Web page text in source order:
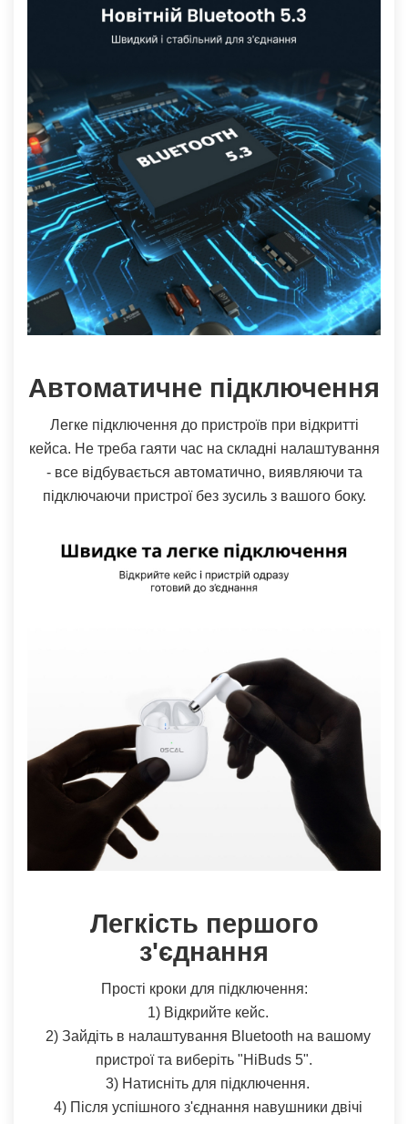
Автоматичне підключення
Легке підключення до пристроїв при відкритті
кейса. Не треба гаяти час на складні налаштування
- все відбувається автоматично, виявляючи та
підключаючи пристрої без зусиль з вашого боку.
Легкість першого
з'єднання
Прості кроки для підключення:
1) Відкрийте кейс.
2) Зайдіть в налаштування Bluetooth на вашому
пристрої та виберіть "HiBuds 5".
3) Натисніть для підключення.
4) Після успішного з'єднання навушники двічі